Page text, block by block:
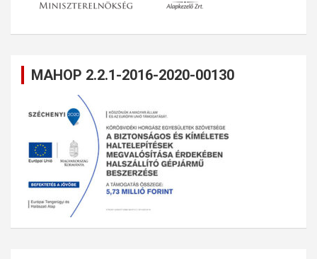
MAHOP 2.2.1-2016-2020-00130